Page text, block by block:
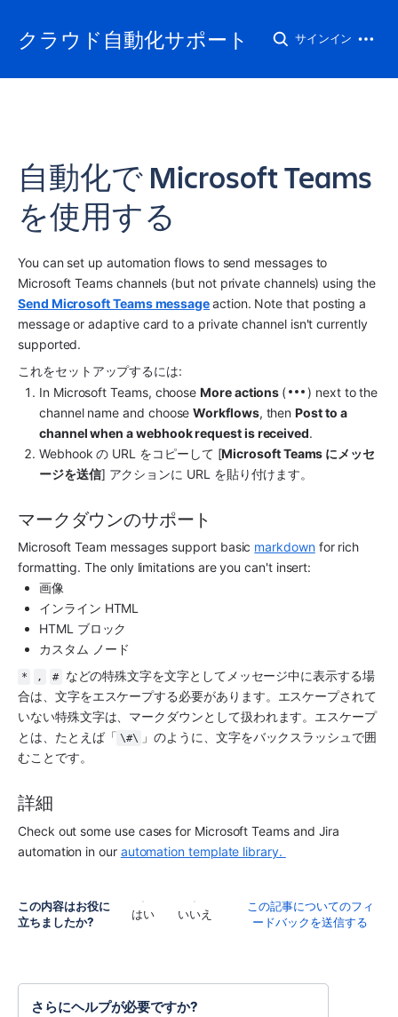
クラウド自動化サポート サインイン
自動化で Microsoft Teams
を使用する
You can set up automation flows to send messages to
Microsoft Teams channels (but not private channels) using the
Send Microsoft Teams messageaction. Note that posting a
message or adaptive card to a private channel isn't currently
supported.
これをセットアップするには:
In Microsoft Teams, choose More actions ( ) next to the
channel name and choose Workflows, then Post to a
channel when a webhook request is received.
Webhook の URL をコピーして [Microsoft Teams にメッセ
ージを送信] アクションに URL を貼り付けます。
マークダウンのサポート
Microsoft Team messages support basic markdown for rich
formatting. The only limitations are you can't insert:
画像
インライン HTML
HTML ブロック
カスタム ノード
* , #
などの特殊文字を文字としてメッセージ中に表示する場
合は、文字をエスケープする必要があります。エスケープされて
いない特殊文字は、マークダウンとして扱われます。エスケープ
とは、たとえば「 \#\
」のように、文字をバックスラッシュで囲
むことです。
詳細
Check out some use cases for Microsoft Teams and Jira
automation in our automation template library.
この内容はお役に
立ちましたか?
はい いいえ
この記事についてのフィ
ードバックを送信する
さらにヘルプが必要ですか?